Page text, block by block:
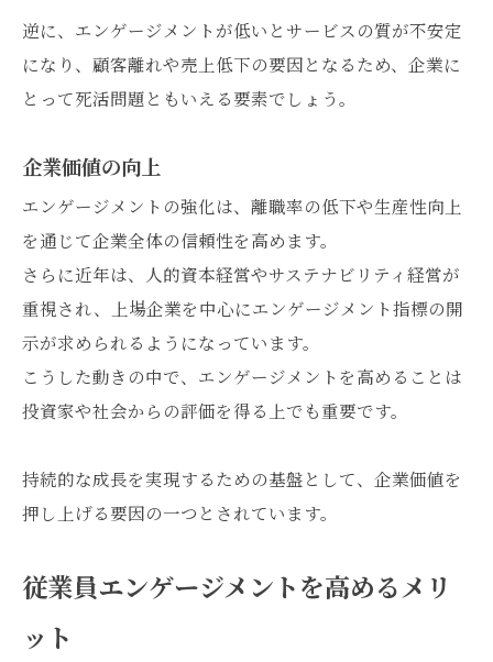
逆に、エンゲージメントが低いとサービスの質が不安定
になり、顧客離れや売上低下の要因となるため、企業に
とって死活問題ともいえる要素でしょう。
企業価値の向上
エンゲージメントの強化は、離職率の低下や生産性向上
を通じて企業全体の信頼性を高めます。
さらに近年は、人的資本経営やサステナビリティ経営が
重視され、上場企業を中心にエンゲージメント指標の開
示が求められるようになっています。
こうした動きの中で、エンゲージメントを高めることは
投資家や社会からの評価を得る上でも重要です。
持続的な成長を実現するための基盤として、企業価値を
押し上げる要因の一つとされています。
従業員エンゲージメントを高めるメリ
ット